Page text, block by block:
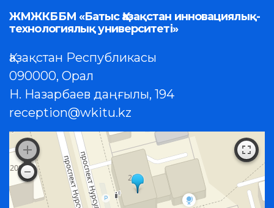
ЖМЖКББМ «Батыс Қазақстан инновациялық-
технологиялық университеті»
Қазақстан Республикасы
090000, Орал
Н. Назарбаев даңғылы, 194
reception@wkitu.kz